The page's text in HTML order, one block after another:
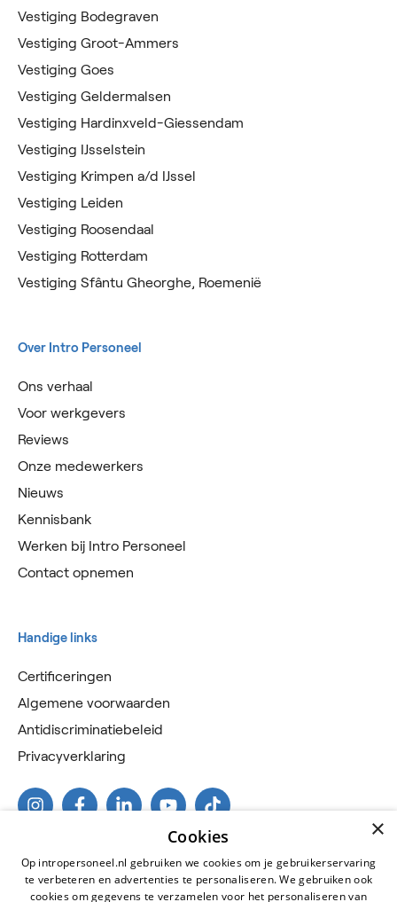
Vestiging Bodegraven
Vestiging Groot-Ammers
Vestiging Goes
Vestiging Geldermalsen
Vestiging Hardinxveld-Giessendam
Vestiging IJsselstein
Vestiging Krimpen a/d IJssel
Vestiging Leiden
Vestiging Roosendaal
Vestiging Rotterdam
Vestiging Sfântu Gheorghe, Roemenië
Over Intro Personeel
Ons verhaal
Voor werkgevers
Reviews
Onze medewerkers
Nieuws
Kennisbank
Werken bij Intro Personeel
Contact opnemen
Handige links
Certificeringen
Algemene voorwaarden
Antidiscriminatiebeleid
Privacyverklaring
×
Cookies
Op intropersoneel.nl gebruiken we cookies om je gebruikerservaring
te verbeteren en advertenties te personaliseren. We gebruiken ook
cookies om gegevens te verzamelen voor het personaliseren van